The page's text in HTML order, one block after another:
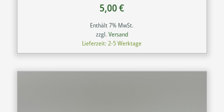
5,00€
Enthält 7% MwSt.
zzgl. Versand
Lieferzeit: 2-5 Werktage